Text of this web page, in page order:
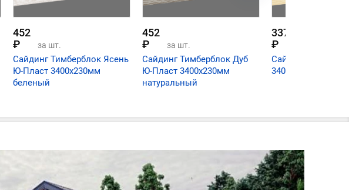
452
₽
за шт.
Сайдинг Тимберблок Ясень
Ю-Пласт 3400х230мм
беленый
452
₽
за шт.
Сайдинг Тимберблок Дуб
Ю-Пласт 3400х230мм
натуральный
337
₽
Сайдинг Блок
3400х230мм